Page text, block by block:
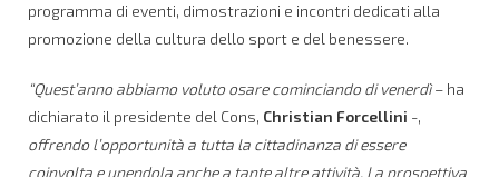
programma di eventi, dimostrazioni e incontri dedicati alla
promozione della cultura dello sport e del benessere.
“Quest’anno abbiamo voluto osare cominciando di venerdì– ha
dichiarato il presidente del Cons, Christian Forcellini -,
offrendo l’opportunità a tutta la cittadinanza di essere
coinvolta e unendola anche a tante altre attività. La prospettiva